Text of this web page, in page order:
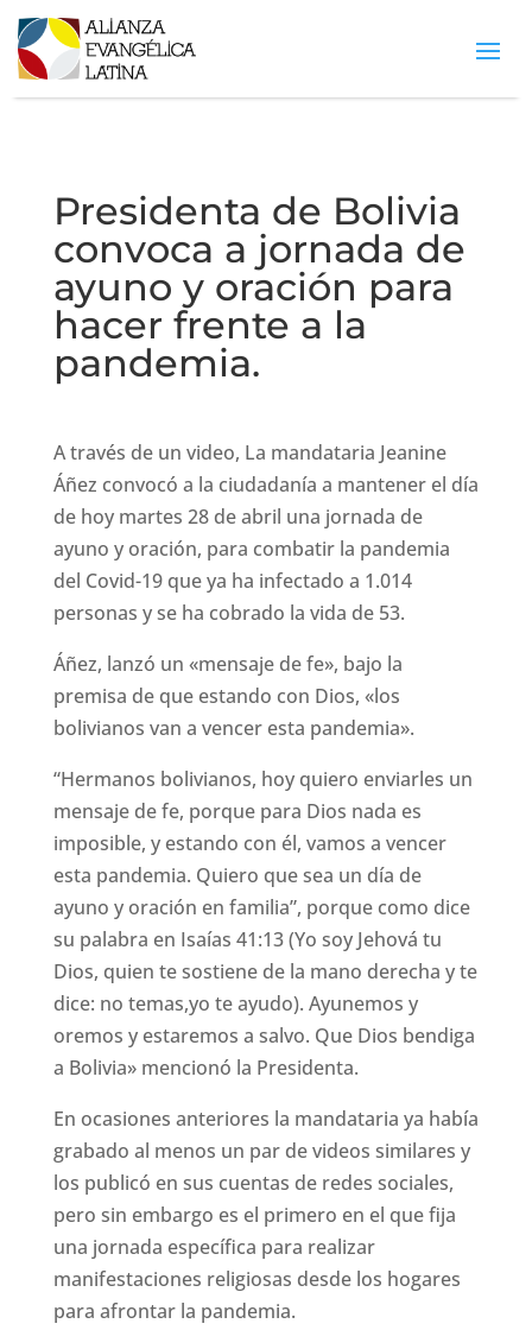
Presidenta de Bolivia
convoca a jornada de
ayuno y oración para
hacer frente a la
pandemia.
A través de un video, La mandataria Jeanine
Áñez convocó a la ciudadanía a mantener el día
de hoy martes 28 de abril una jornada de
ayuno y oración, para combatir la pandemia
del Covid-19 que ya ha infectado a 1.014
personas y se ha cobrado la vida de 53.
Áñez, lanzó un «mensaje de fe», bajo la
premisa de que estando con Dios, «los
bolivianos van a vencer esta pandemia».
“Hermanos bolivianos, hoy quiero enviarles un
mensaje de fe, porque para Dios nada es
imposible, y estando con él, vamos a vencer
esta pandemia. Quiero que sea un día de
ayuno y oración en familia”, porque como dice
su palabra en Isaías 41:13 (Yo soy Jehová tu
Dios, quien te sostiene de la mano derecha y te
dice: no temas,yo te ayudo). Ayunemos y
oremos y estaremos a salvo. Que Dios bendiga
a Bolivia» mencionó la Presidenta.
En ocasiones anteriores la mandataria ya había
grabado al menos un par de videos similares y
los publicó en sus cuentas de redes sociales,
pero sin embargo es el primero en el que fija
una jornada específica para realizar
manifestaciones religiosas desde los hogares
para afrontar la pandemia.